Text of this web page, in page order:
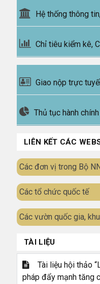
Hệ thống thông
Chỉ tiêu kiểm kê,
Giao nộp trực
Thủ tục hành chính
LIÊN KẾT CÁC
Các đơn vị trong Bộ
Các tổ chức quốc tế
Các vườn quốc gia,
TÀI LIỆU
Tài liệu hội thảo
pháp đẩy mạnh tăng